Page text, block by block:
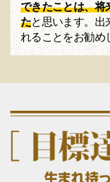
できたことは、将
たと思います。出
れることをお勧め